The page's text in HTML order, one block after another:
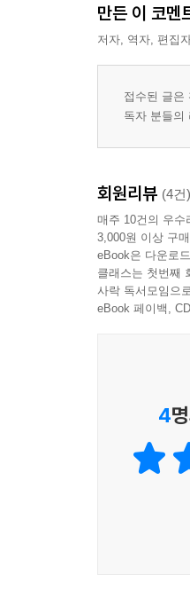
만든 이 코멘
저자, 역자, 편집
접수된 글은
독자 분들의
회원리뷰 (4건)
매주 10건의 우
3,000원 이상 구
eBook은 다운로
클래스는 첫번째
사락 독서모임으
eBook 페이백,
4